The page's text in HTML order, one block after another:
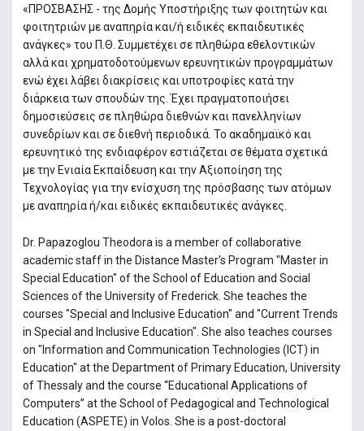
«ΠΡΟΣΒΑΣΗΣ - της Δομής Υποστήριξης των φοιτητών και
φοιτητριών με αναπηρία και/ή ειδικές εκπαιδευτικές
ανάγκες» του Π.Θ. Συμμετέχει σε πληθώρα εθελοντικών
αλλά και χρηματοδοτούμενων ερευνητικών προγραμμάτων
ενώ έχει λάβει διακρίσεις και υποτροφίες κατά την
διάρκεια των σπουδών της. Έχει πραγματοποιήσει
δημοσιεύσεις σε πληθώρα διεθνών και πανελληνίων
συνεδρίων και σε διεθνή περιοδικά. Το ακαδημαϊκό και
ερευνητικό της ενδιαφέρον εστιάζεται σε θέματα σχετικά
με την Ενιαία Εκπαίδευση και την Αξιοποίηση της
Τεχνολογίας για την ενίσχυση της πρόσβασης των ατόμων
με αναπηρία ή/και ειδικές εκπαιδευτικές ανάγκες.
Dr. Papazoglou Theodora is a member of collaborative
academic staff in the Distance Master's Program "Master in
Special Education" of the School of Education and Social
Sciences of the University of Frederick. She teaches the
courses "Special and Inclusive Education" and "Current Trends
in Special and Inclusive Education". She also teaches courses
on "Information and Communication Technologies (ICT) in
Education" at the Department of Primary Education, University
of Thessaly and the course “Educational Applications of
Computers” at the School of Pedagogical and Technological
Education (ASPETE) in Volos. She is a post-doctoral